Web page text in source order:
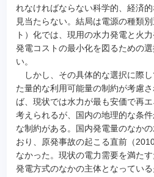
れなければならない科学的、経済
見当たらない。結局は電源の種類
ト）化では、現用の水力発電と火
発電コストの最小化を図るための
い。
しかし、その具体的な選択に際
た量的な利用可能量の制約が考慮
ば、現状では水力が最も安価で再
考えられるが、国内の地理的な条
な制約がある。国内発電量のなか
おり、原発事故の起こる直前（
なかった。現状の電力需要を満たす
発電方式のなかの主体となってい